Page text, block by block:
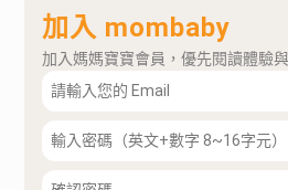
加入 mombaby
加入媽媽寶寶會員，優先閱讀體驗